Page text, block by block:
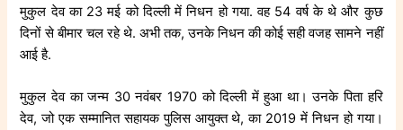
मुकुल देव का 23 मई को दिल्ली में निधन हो गया. वह 54 वर्ष के थे और कुछ
दिनों से बीमार चल रहे थे. अभी तक, उनके निधन की कोई सही वजह सामने नहीं
आई है.
मुकुल देव का जन्म 30 नवंबर 1970 को दिल्ली में हुआ था। उनके पिता हरि
देव, जो एक सम्मानित सहायक पुलिस आयुक्त थे, का 2019 में निधन हो गया।